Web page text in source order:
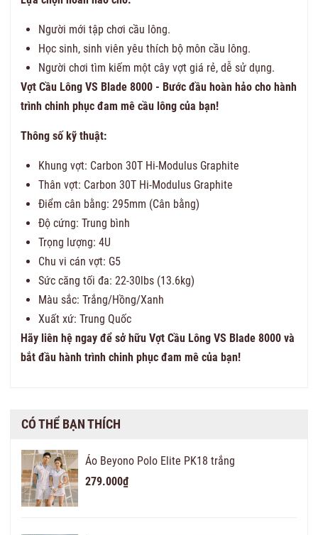
Người mới tập chơi cầu lông.
Học sinh, sinh viên yêu thích bộ môn cầu lông.
Người chơi tìm kiếm một cây vợt giá rẻ, dễ sử dụng.
Vợt Cầu Lông VS Blade 8000 - Bước đầu hoàn hảo cho hành
trình chinh phục đam mê cầu lông của bạn!
Thông số kỹ thuật:
Khung vợt: Carbon 30T Hi-Modulus Graphite
Thân vợt: Carbon 30T Hi-Modulus Graphite
Điểm cân bằng: 295mm (Cân bằng)
Độ cứng: Trung bình
Trọng lượng: 4U
Chu vi cán vợt: G5
Sức căng tối đa: 22-30lbs (13.6kg)
Màu sắc: Trắng/Hồng/Xanh
Xuất xứ: Trung Quốc
Hãy liên hệ ngay để sở hữu Vợt Cầu Lông VS Blade 8000 và
bắt đầu hành trình chinh phục đam mê của bạn!
CÓ THỂ BẠN THÍCH
Áo Beyono Polo Elite PK18 trắng
279.000₫